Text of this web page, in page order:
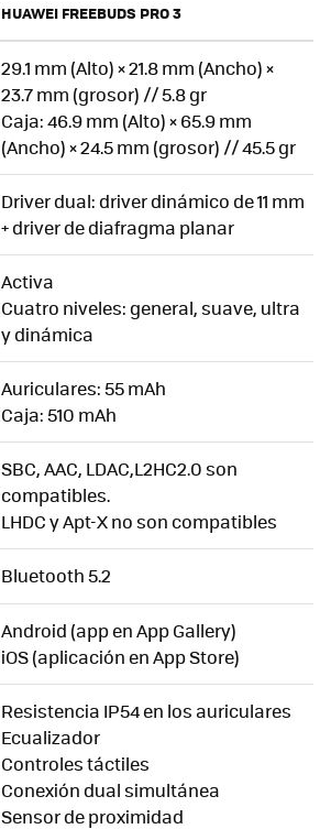
HUAWEI FREEBUDS PRO 3
29.1 mm (Alto) × 21.8 mm (Ancho) ×
23.7 mm (grosor) // 5.8 gr
Caja: 46.9 mm (Alto) × 65.9 mm
(Ancho) × 24.5 mm (grosor) // 45.5 gr
Driver dual: driver dinámico de 11 mm
+ driver de diafragma planar
Activa
Cuatro niveles: general, suave, ultra
y dinámica
Auriculares: 55 mAh
Caja: 510 mAh
SBC, AAC, LDAC,L2HC2.0 son
compatibles.
LHDC y Apt-X no son compatibles
Bluetooth 5.2
Android (app en App Gallery)
iOS (aplicación en App Store)
Resistencia IP54 en los auriculares
Ecualizador
Controles táctiles
Conexión dual simultánea
Sensor de proximidad